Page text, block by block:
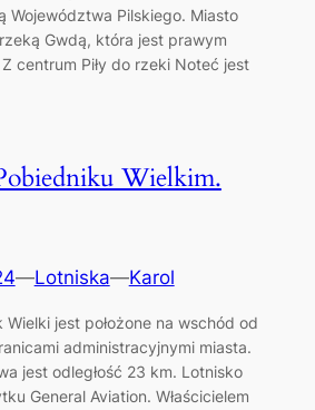
Województwa Pilskiego. Miasto
Gwdą, która jest prawym
centrum Piły do rzeki Noteć jest
Wielkim.
—Lotniska—Karol
jest położone na wschód od
administracyjnymi miasta.
jest odległość 23 km. Lotnisko
General Aviation. Właścicielem